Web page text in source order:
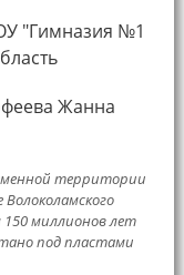
"Гимназия №1
Жанна
территории
150 миллионов лет
под пластами